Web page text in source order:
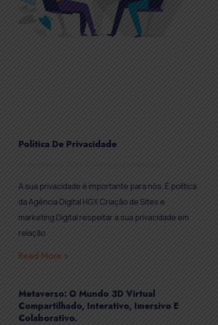
Política De Privacidade
A sua privacidade é importante para nós. É política
da Agência Digital HGX Criação de Sites e
marketing Digital respeitar a sua privacidade em
relação
Read More »
Metaverso: O Mundo 3D Virtual
Compartilhado, Interativo, Imersivo E
Colaborativo.